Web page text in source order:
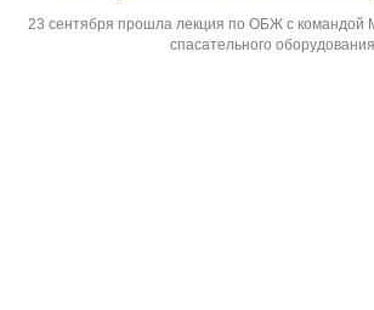
23 сентября прошла лекция по ОБЖ с командой
спасательного оборудования